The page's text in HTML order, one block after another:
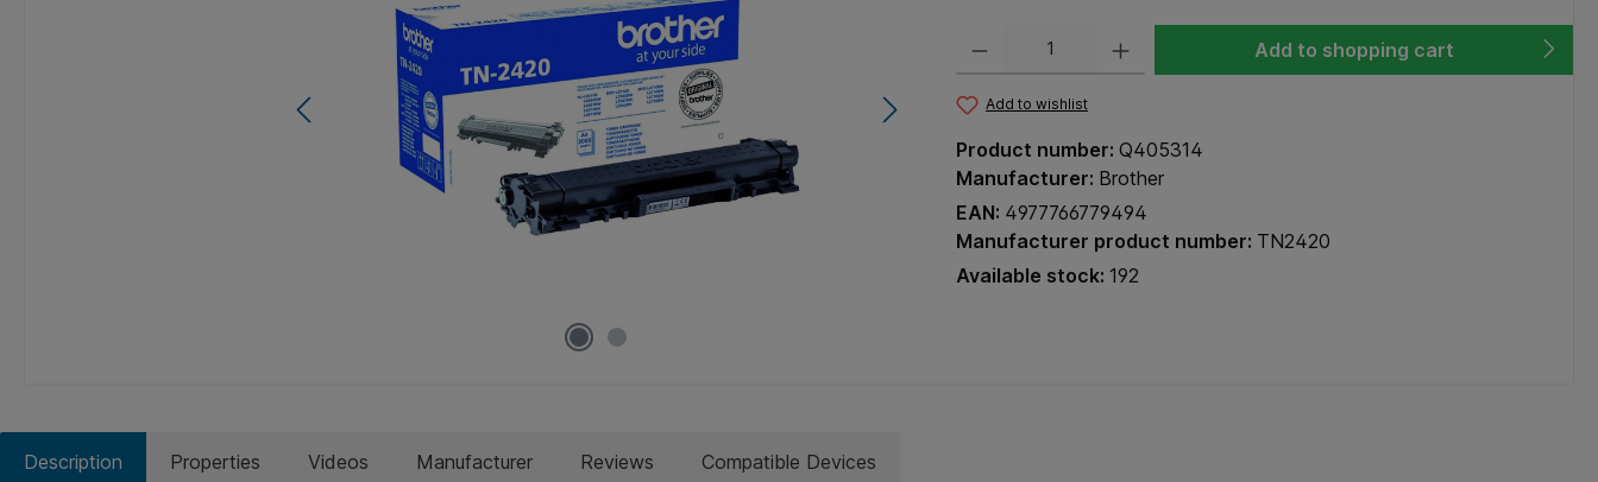
Add to shopping cart
Add to wishlist
Product number: Q405314
Manufacturer: Brother
EAN: 4977766779494
Manufacturer product number: TN2420
Available stock: 192
Description Properties Videos Manufacturer Reviews Compatible Devices